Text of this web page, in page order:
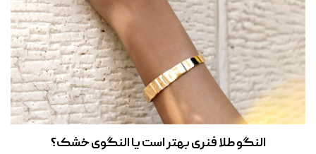
النگو طلا فنری بهتر است یا النگوی خشک؟